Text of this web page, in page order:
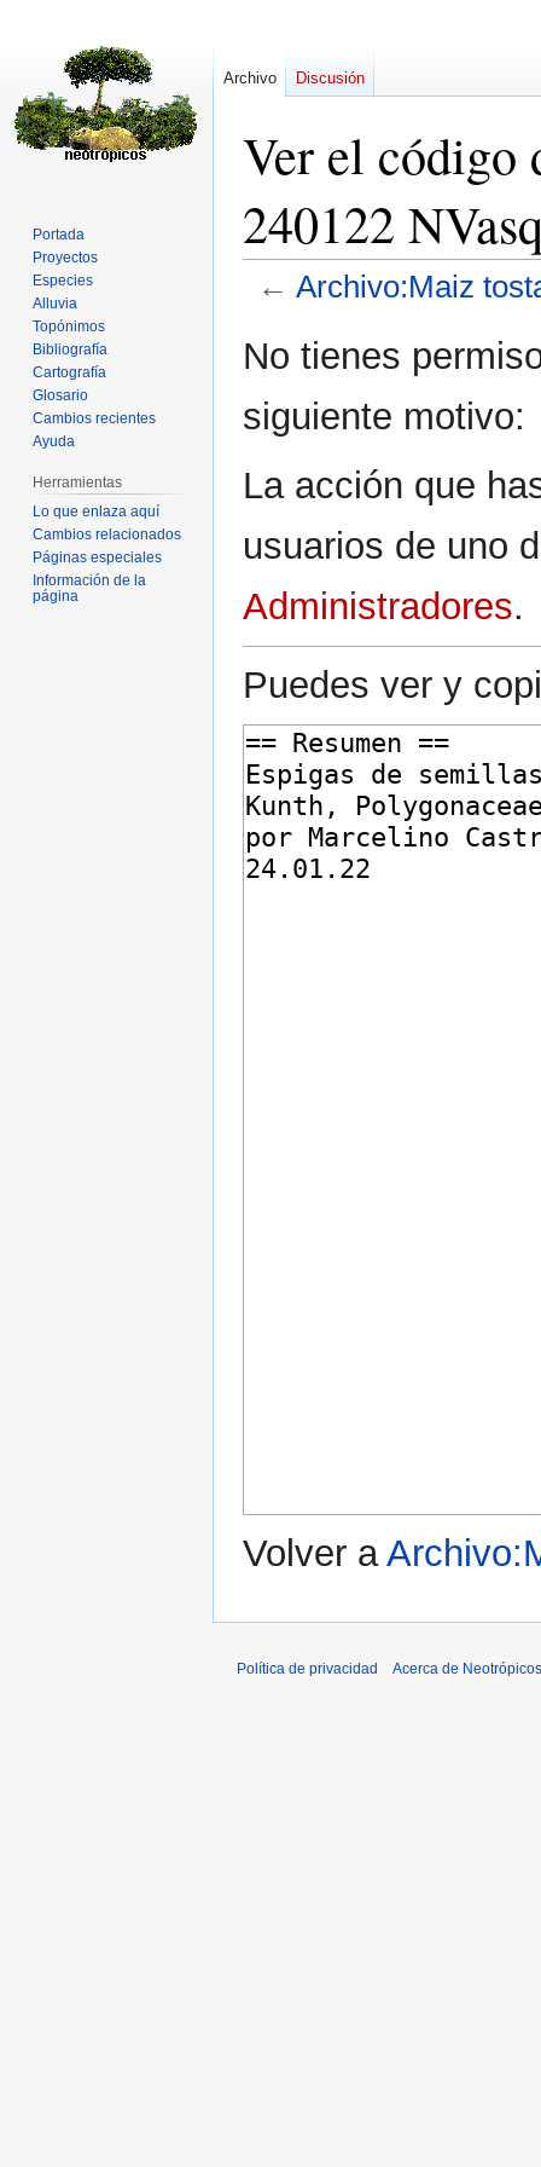
Ver el código
240122
← Archivo:Maiz
a
navegación
a
búsqueda
No tienes
siguiente motivo:
La acción que
usuarios de uno
Administradores.
Puedes ver y
Volver a
Archivo Discusión
Portada
Proyectos
Especies
Alluvia
Topónimos
Bibliografía
Cartografía
Glosario
Cambios recientes
Ayuda
Herramientas
Lo que enlaza aquí
Cambios relacionados
Páginas especiales
Información de la
página
Política de privacidad Acerca de Neotrópicos